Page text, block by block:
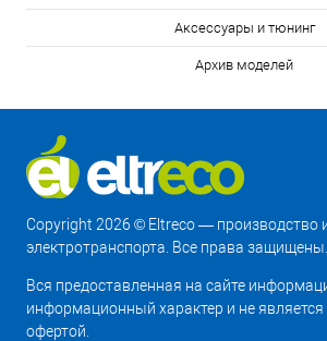
Аксессуары и тюнинг
Архив моделей
Copyright 2026 © Eltreco — производство
электротранспорта. Все права защищены.
Вся предоставленная на сайте
информационный характер и не является
офертой.